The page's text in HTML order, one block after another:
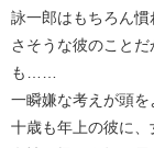
詠一郎はもちろん
さそうな彼のこと
も……
一瞬嫌な考えが頭
十歳も年上の彼に